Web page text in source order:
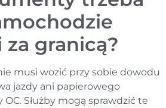
za granicą?
musi wozić przy sobie dowodu
jazdy ani papierowego
Służby mogą sprawdzić te